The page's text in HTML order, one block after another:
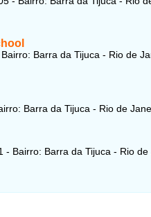
Barra da Tijuca - Rio de
Barra da Tijuca - Rio de
- Bairro: Barra da Tijuca - Rio